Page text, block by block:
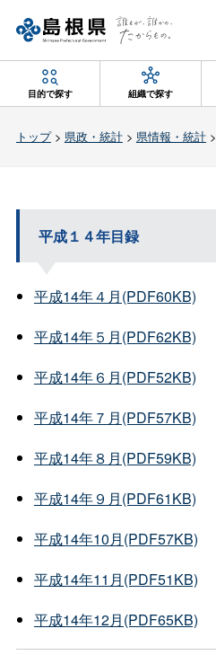
目的で探す 組織で探す
トップ> 県政・統計> 県情報・統計>
平成１４年目録
平成14年４月(PDF60KB)
平成14年５月(PDF62KB)
平成14年６月(PDF52KB)
平成14年７月(PDF57KB)
平成14年８月(PDF59KB)
平成14年９月(PDF61KB)
平成14年10月(PDF57KB)
平成14年11月(PDF51KB)
平成14年12月(PDF65KB)